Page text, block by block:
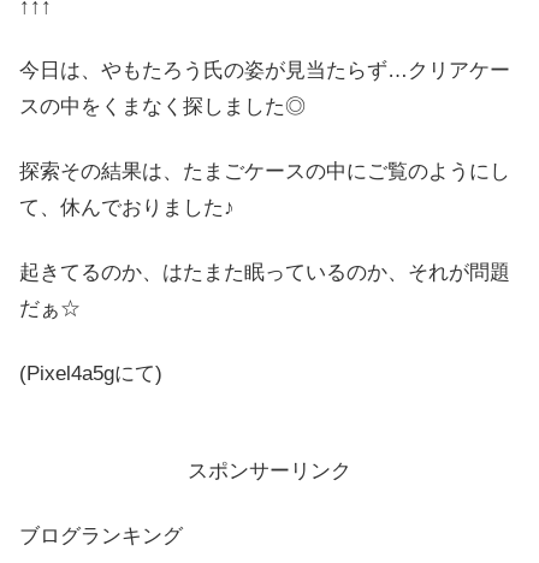
↑↑↑
今日は、やもたろう氏の姿が見当たらず…クリアケー
スの中をくまなく探しました◎
探索その結果は、たまごケースの中にご覧のようにし
て、休んでおりました♪
起きてるのか、はたまた眠っているのか、それが問題
だぁ☆
(Pixel4a5gにて)
スポンサーリンク
ブログランキング